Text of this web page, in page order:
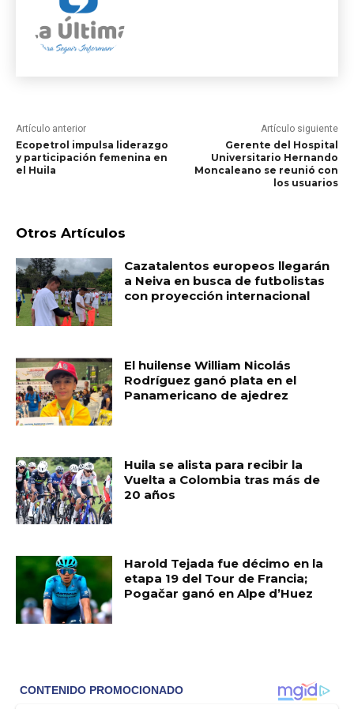
Artículo anterior
Ecopetrol impulsa liderazgo
y participación femenina en
el Huila
Artículo siguiente
Gerente del Hospital
Universitario Hernando
Moncaleano se reunió con
los usuarios
Otros Artículos
Cazatalentos europeos llegarán
a Neiva en busca de futbolistas
con proyección internacional
El huilense William Nicolás
Rodríguez ganó plata en el
Panamericano de ajedrez
Huila se alista para recibir la
Vuelta a Colombia tras más de
20 años
Harold Tejada fue décimo en la
etapa 19 del Tour de Francia;
Pogačar ganó en Alpe d’Huez